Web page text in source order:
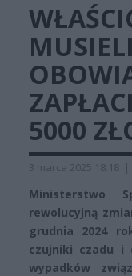
5000
3 marca 2025 18:18 |
Ministerstwo
rewolucyjną
grudnia 2024
czujniki czadu i
wypadków